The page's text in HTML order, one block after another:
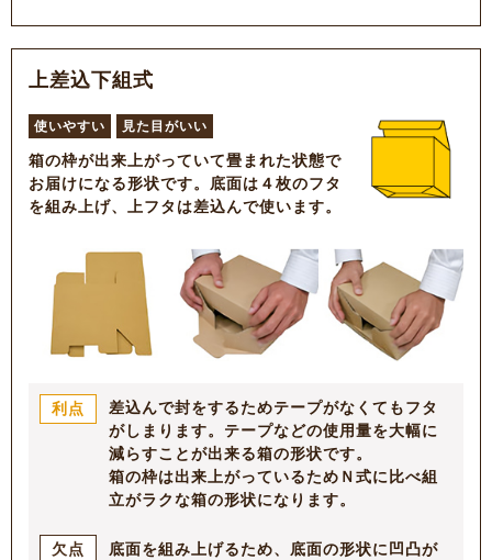
上差込下組式
使いやすい 見た目がいい
箱の枠が出来上がっていて畳まれた状態で
お届けになる形状です。底面は４枚のフタ
を組み上げ、上フタは差込んで使います。
利点
差込んで封をするためテープがなくてもフタ
がしまります。テープなどの使用量を大幅に
減らすことが出来る箱の形状です。
箱の枠は出来上がっているためＮ式に比べ組
立がラクな箱の形状になります。
欠点
底面を組み上げるため、底面の形状に凹凸が